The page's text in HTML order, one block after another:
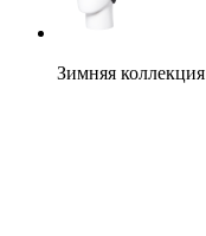
Зимняя коллекция